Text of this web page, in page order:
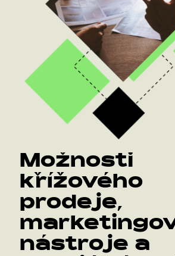
Možnosti
křížového
prodeje,
nástroje a